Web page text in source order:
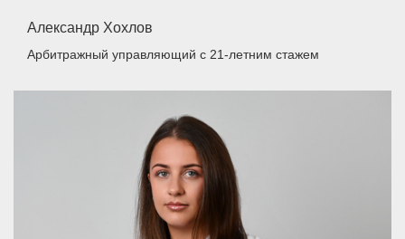
Александр Хохлов
Арбитражный управляющий с 21-летним стажем